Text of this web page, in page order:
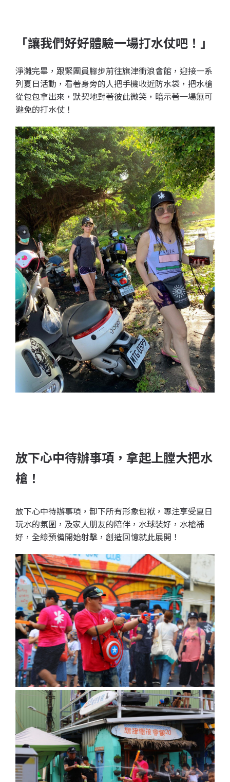
「讓我們好好體驗一場打水仗吧！」
淨灘完畢，跟緊團員腳步前往旗津衝浪會館，迎接一系
列夏日活動，看著身旁的人把手機收近防水袋，把水槍
從包包拿出來，默契地對著彼此微笑，暗示著一場無可
避免的打水仗！
放下心中待辦事項，拿起上膛大把水
槍！
放下心中待辦事項，卸下所有形象包袱，專注享受夏日
玩水的氛圍，及家人朋友的陪伴，水球裝好，水槍補
好，全線預備開始射擊，創造回憶就此展開！